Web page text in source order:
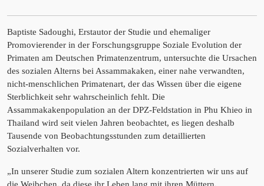
Baptiste Sadoughi, Erstautor der Studie und ehemaliger
Promovierender in der Forschungsgruppe Soziale Evolution der
Primaten am Deutschen Primatenzentrum, untersuchte die Ursachen
des sozialen Alterns bei Assammakaken, einer nahe verwandten,
nicht-menschlichen Primatenart, der das Wissen über die eigene
Sterblichkeit sehr wahrscheinlich fehlt. Die
Assammakakenpopulation an der DPZ-Feldstation in Phu Khieo in
Thailand wird seit vielen Jahren beobachtet, es liegen deshalb
Tausende von Beobachtungsstunden zum detaillierten
Sozialverhalten vor.
„In unserer Studie zum sozialen Altern konzentrierten wir uns auf